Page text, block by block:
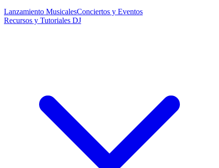
Lanzamiento MusicalesConciertos y Eventos
Recursos y Tutoriales DJ